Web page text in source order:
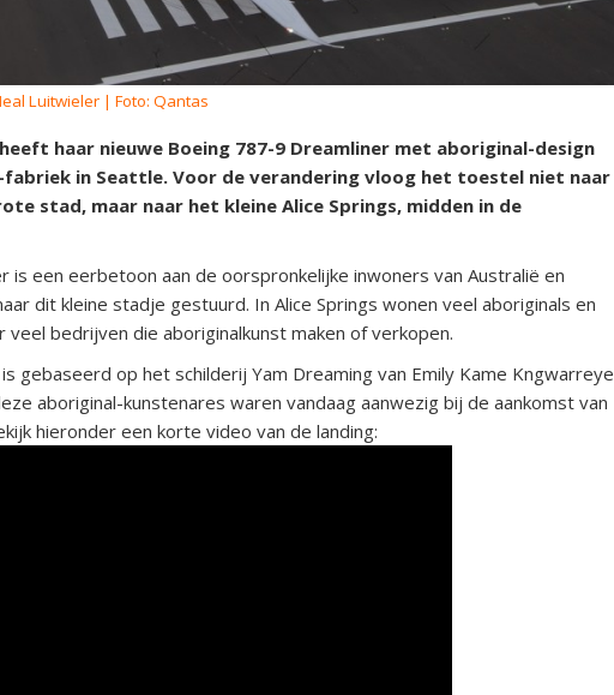
Luitwieler | Foto: Qantas
heeft haar nieuwe Boeing 787-9 Dreamliner met aboriginal-design
fabriek in Seattle. Voor de verandering vloog het toestel niet naar
stad, maar naar het kleine Alice Springs, midden in de
is een eerbetoon aan de oorspronkelijke inwoners van Australië en
dit kleine stadje gestuurd. In Alice Springs wonen veel aboriginals en
veel bedrijven die aboriginalkunst maken of verkopen.
gebaseerd op het schilderij Yam Dreaming van Emily Kame Kngwarreye
aboriginal-kunstenares waren vandaag aanwezig bij de aankomst van
hieronder een korte video van de landing: